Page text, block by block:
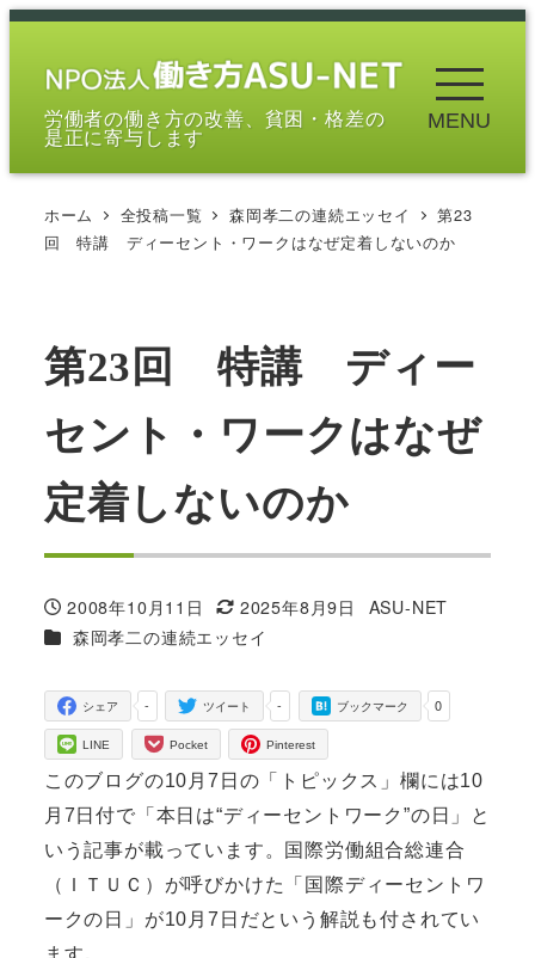
メ
労働者の働き方の改善、貧困・格差の
是正に寄与します
MENU
ホーム 全投稿一覧 森岡孝二の連続エッセイ
第23
回 特講 ディーセント・ワークはなぜ定着しないのか
第23回 特講 ディー
セント・ワークはなぜ
定着しないのか
投稿日
2008年10月11日
更新日
2025年8月9日
著
ASU-NET
カテゴリー
森岡孝二の連続エッセイ
-
シェア -
ツイート 0
ブックマーク
LINE Pocket Pinterest
このブログの10月7日の「トピックス」欄には10
月7日付で「本日は“ディーセントワーク”の日」と
いう記事が載っています。国際労働組合総連合
（ＩＴＵＣ）が呼びかけた「国際ディーセントワ
ークの日」が10月7日だという解説も付されてい
ます。